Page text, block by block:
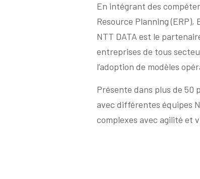
En intégrant des
Resource Planning
NTT DATA est le
entreprises de tous
l’adoption de modèles
Présente dans plus de 50
avec différentes équipes
complexes avec agilité et